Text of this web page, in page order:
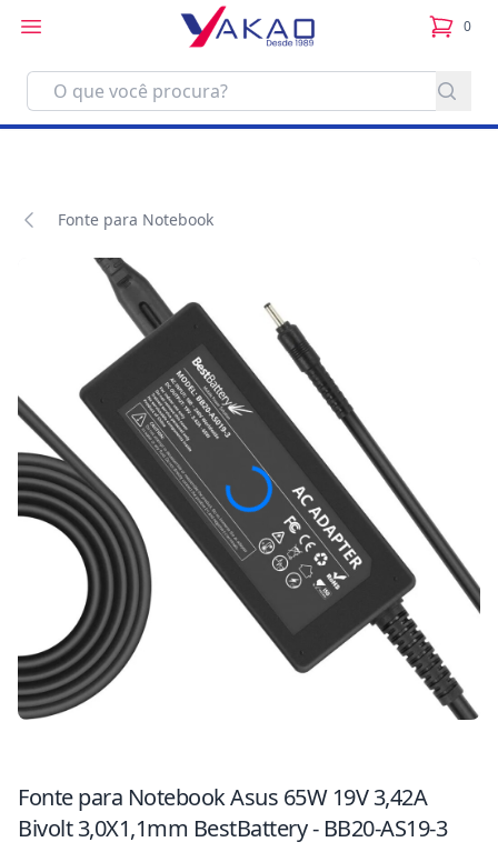
0
itens
Fonte para Notebook
Fonte para Notebook Asus 65W 19V 3,42A
Bivolt 3,0X1,1mm BestBattery - BB20-AS19-3